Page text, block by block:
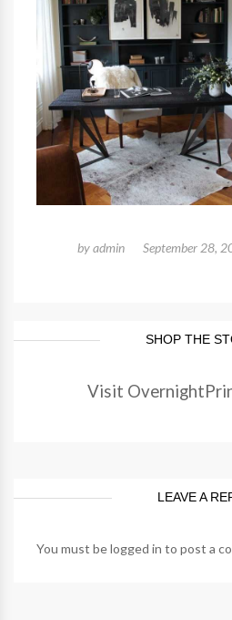
byadmin September 28,
SHOP THE
Visit
LEAVE A
You must belogged in to post a